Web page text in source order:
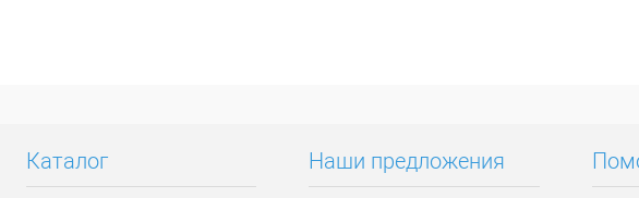
Каталог Наши предложения